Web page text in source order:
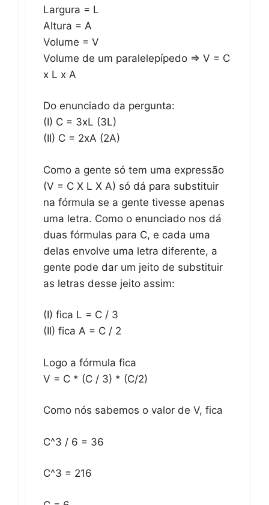
Largura = L
Altura = A
Volume = V
Volume de um paralelepípedo => V = C
x L x A
Do enunciado da pergunta:
(I) C = 3xL (3L)
(II) C = 2xA (2A)
Como a gente só tem uma expressão
(V = C X L X A) só dá para substituir
na fórmula se a gente tivesse apenas
uma letra. Como o enunciado nos dá
duas fórmulas para C, e cada uma
delas envolve uma letra diferente, a
gente pode dar um jeito de substituir
as letras desse jeito assim:
(I) fica L = C / 3
(II) fica A = C / 2
Logo a fórmula fica
V = C * (C / 3) * (C/2)
Como nós sabemos o valor de V, fica
C^3 / 6 = 36
C^3 = 216